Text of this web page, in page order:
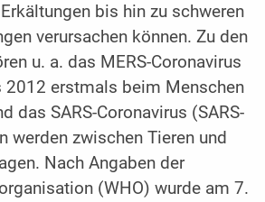
bis hin zu schweren
verursachen können. Zu den
u. a. das MERS-Coronavirus
2012 erstmals beim Menschen
das SARS-Coronavirus (SARS-
werden zwischen Tieren und
Nach Angaben der
(WHO) wurde am 7.